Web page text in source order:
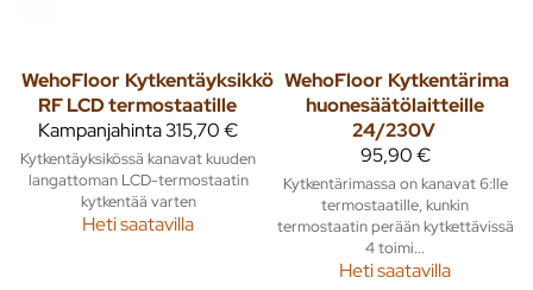
WehoFloor Kytkentäyksikkö
RF LCD termostaatille
Kampanjahinta315,70 €
Kytkentäyksikössä kanavat kuuden
langattoman LCD-termostaatin
kytkentää varten
Heti saatavilla
WehoFloor Kytkentärima
huonesäätölaitteille
24/230V
95,90 €
Kytkentärimassa on kanavat 6:lle
termostaatille, kunkin
termostaatin perään kytkettävissä
4 toimi...
Heti saatavilla